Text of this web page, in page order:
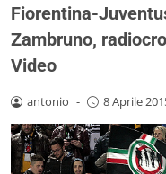
Fiorentina-
Zambruno,
Video
antonio - 8 Aprile